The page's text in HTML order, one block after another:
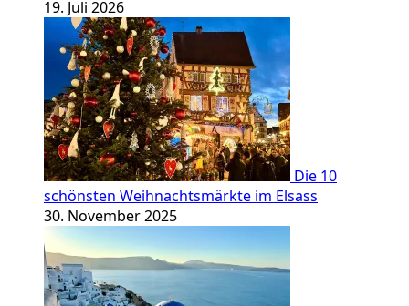
19. Juli 2026
Die 10
schönsten Weihnachtsmärkte im Elsass
30. November 2025